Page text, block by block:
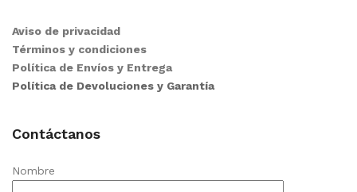
Aviso de privacidad
Términos y condiciones
Política de Envíos y Entrega
Política de Devoluciones y Garantía
Contáctanos
Nombre